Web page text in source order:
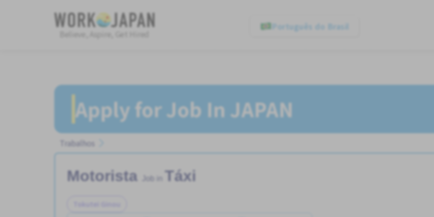
Believe, Aspire, Get Hired
Português do Brasil
Apply for Job In JAPAN
Trabalhos
Motorista Táxi